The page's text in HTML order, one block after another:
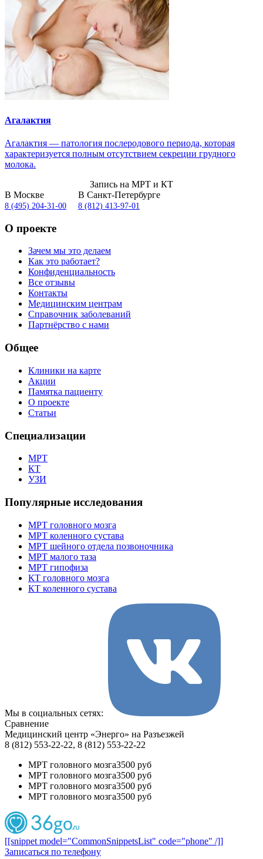
Агалактия
Агалактия — патология послеродового периода, которая
характеризуется полным отсутствием секреции грудного
молока.
Запись на МРТ и КТ
В Москве
8 (495) 204-31-00
В Санкт-Петербурге
8 (812) 413-97-01
О проекте
Зачем мы это делаем
Как это работает?
Конфиденциальность
Все отзывы
Контакты
Медицинским центрам
Справочник заболеваний
Партнёрство с нами
Общее
Клиники на карте
Акции
Памятка пациенту
О проекте
Статьи
Специализации
МРТ
КТ
УЗИ
Популярные исследования
МРТ головного мозга
МРТ коленного сустава
МРТ шейного отдела позвоночника
МРТ малого таза
МРТ гипофиза
КТ головного мозга
КТ коленного сустава
Мы в социальных сетях:
Сравнение
Медицинский центр «Энерго» на Разъезжей
8 (812) 553-22-22, 8 (812) 553-22-22
МРТ головного мозга3500 руб
МРТ головного мозга3500 руб
МРТ головного мозга3500 руб
МРТ головного мозга3500 руб
[[snippet model="CommonSnippetsList" code="phone" /]]
Записаться по телефону